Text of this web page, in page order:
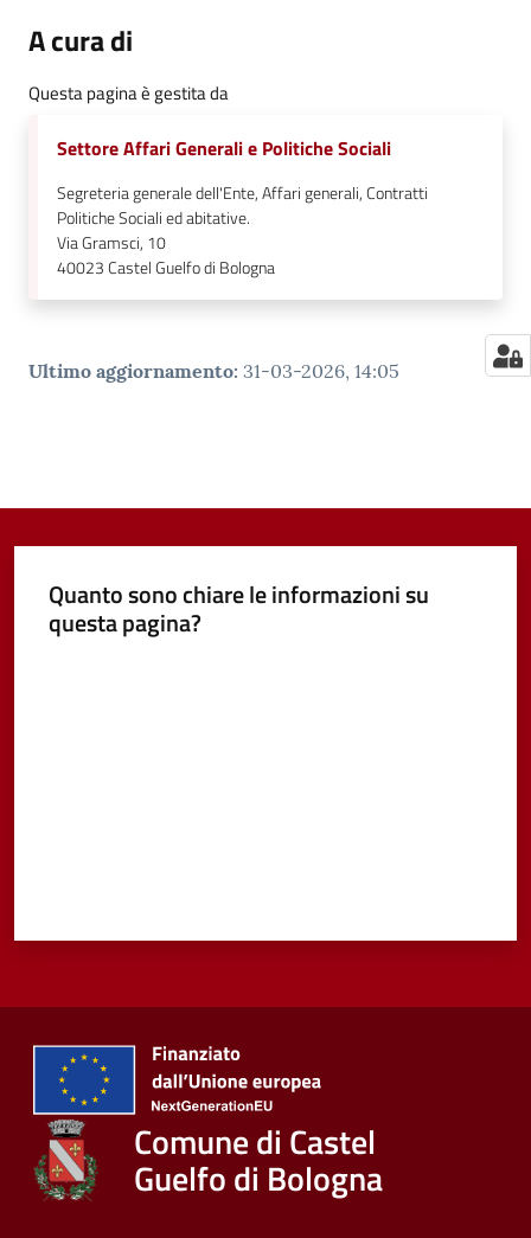
A cura di
Questa pagina è gestita da
Settore Affari Generali e Politiche Sociali
Segreteria generale dell'Ente, Affari generali, Contratti
Politiche Sociali ed abitative.
Via Gramsci, 10
40023Castel Guelfo di Bologna
Ultimo aggiornamento: 31-03-2026, 14:05
Quanto sono chiare le informazioni su
questa pagina?
Comune di Castel
Guelfo di Bologna